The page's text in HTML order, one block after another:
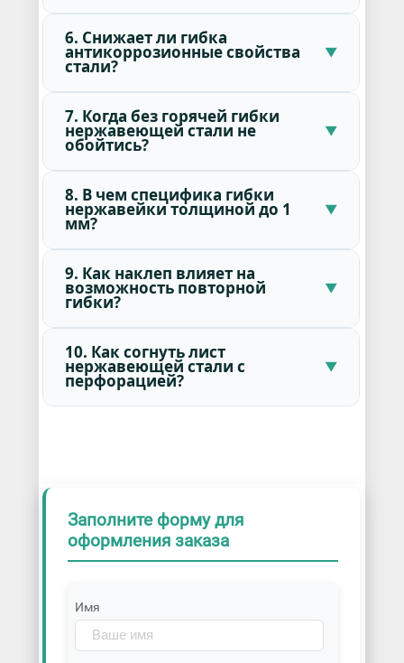
6. Снижает ли гибка
антикоррозионные свойства
стали?
7. Когда без горячей гибки
нержавеющей стали не
обойтись?
8. В чем специфика гибки
нержавейки толщиной до 1
мм?
9. Как наклеп влияет на
возможность повторной
гибки?
10. Как согнуть лист
нержавеющей стали с
перфорацией?
Заполните форму для
оформления заказа
Имя